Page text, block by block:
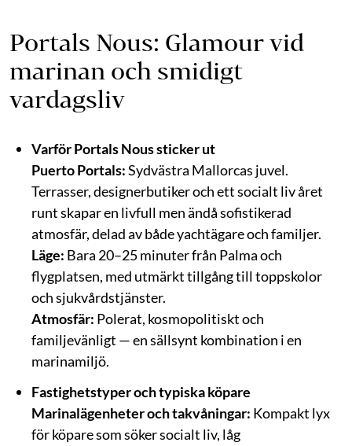
Portals Nous: Glamour vid
marinan och smidigt
vardagsliv
Varför Portals Nous sticker ut
Puerto Portals:Sydvästra Mallorcas juvel.
Terrasser, designerbutiker och ett socialt liv året
runt skapar en livfull men ändå sofistikerad
atmosfär, delad av både yachtägare och familjer.
Läge: Bara 20–25 minuter från Palma och
flygplatsen, med utmärkt tillgång till toppskolor
och sjukvårdstjänster.
Atmosfär: Polerat, kosmopolitiskt och
familjevänligt — en sällsynt kombination i en
marinamiljö.
Fastighetstyper och typiska köpare
Marinalägenheter och takvåningar: Kompakt lyx
för köpare som söker socialt liv, låg